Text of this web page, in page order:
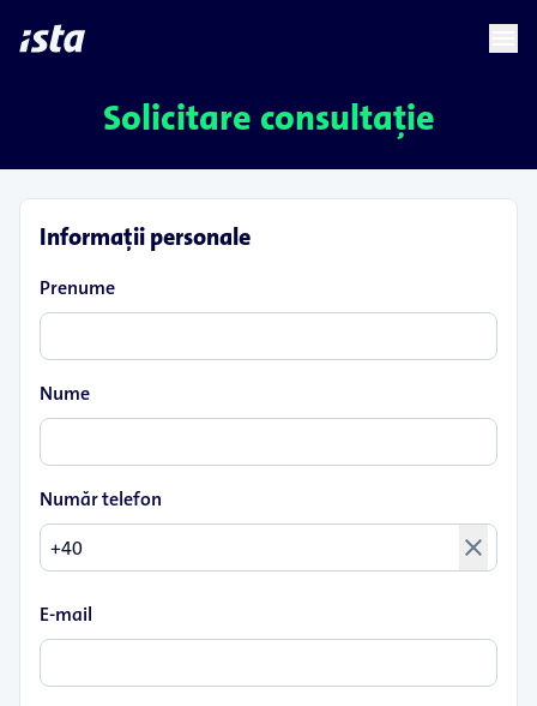
languagechevron_right
Solicitare consultație
Informaţii personale
Prenume
Nume
Număr telefon
close
E-mail